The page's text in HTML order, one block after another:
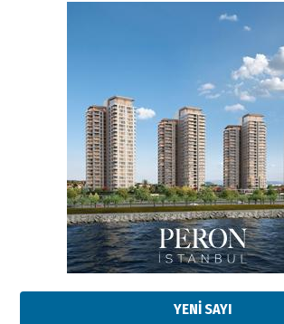
YENİ SAYI
Esat BİNDESEN
Başkan Sekmen’den Erzurum’a
bir vizyon proje daha!
02 Ağustos 2026 Pazar
Kadir SABUNCUOĞLU
Erzurumspor’un köşe taşları
29 Haziran 2026 Pazartesi
Kenan GÜLERCİ